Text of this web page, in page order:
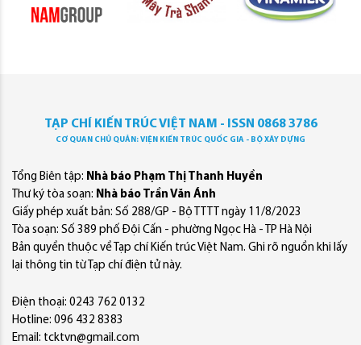
TẠP CHÍ KIẾN TRÚC VIỆT NAM - ISSN 0868 3786
CƠ QUAN CHỦ QUẢN: VIỆN KIẾN TRÚC QUỐC GIA - BỘ XÂY DỰNG
Tổng Biên tập: Nhà báo Phạm Thị Thanh Huyền
Thư ký tòa soạn: Nhà báo Trần Văn Ánh
Giấy phép xuất bản: Số 288/GP - Bộ TTTT ngày 11/8/2023
Tòa soạn: Số 389 phố Đội Cấn - phường Ngọc Hà - TP Hà Nội
Bản quyền thuộc về Tạp chí Kiến trúc Việt Nam. Ghi rõ nguồn khi lấy
lại thông tin từ Tạp chí điện tử này.
Điện thoại: 0243 762 0132
Hotline: 096 432 8383
Email: tcktvn@gmail.com